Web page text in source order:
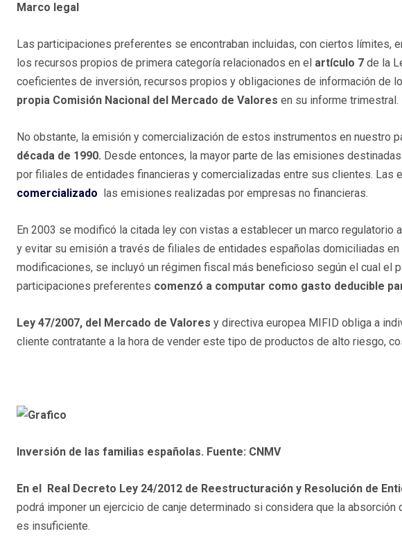
Marco legal
Las participaciones preferentes se encontraban incluidas, con ciertos límites,
los recursos propios de primera categoría relacionados en el artículo 7 de la
coeficientes de inversión, recursos propios y obligaciones de información de
propia Comisión Nacional del Mercado de Valores en su informe trimestral.
No obstante, la emisión y comercialización de estos instrumentos en nuestro
década de 1990. Desde entonces, la mayor parte de las emisiones
por filiales de entidades financieras y comercializadas entre sus clientes. Las
comercializado
las emisiones realizadas por empresas no financieras.
En 2003 se modificó la citada ley con vistas a establecer un marco
y evitar su emisión a través de filiales de entidades españolas domiciliadas
modificaciones, se incluyó un régimen fiscal más beneficioso según el cual el
participaciones preferentes comenzó a computar como gasto deducible
Ley 47/2007, del Mercado de Valores y directiva europea MIFID obliga a
cliente contratante a la hora de vender este tipo de productos de alto riesgo,
Inversión de las familias españolas. Fuente: CNMV
En el Real Decreto Ley 24/2012 de Reestructuración y Resolución de
podrá imponer un ejercicio de canje determinado si considera que la
es insuficiente.